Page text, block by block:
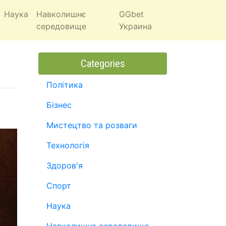
Наука
Навколишнє
середовище
GGbet
Украина
Categories
Політика
Бізнес
Мистецтво та розваги
Технологія
Здоров'я
Спорт
Наука